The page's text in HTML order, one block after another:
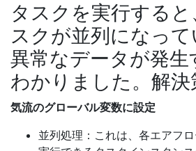
タスクを実行すると
スクが並列になっ
異常なデータが発
わかりました。解
気流のグローバル変数に設定
並列処理：これは、各エアフ